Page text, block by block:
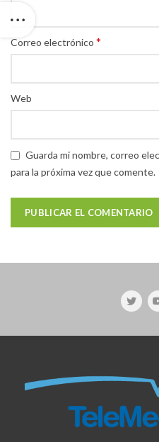
Correo electrónico *
Web
Guarda mi nombre, correo
para la próxima vez que comente.